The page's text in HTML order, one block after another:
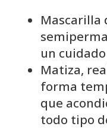
Mascarilla
un
Matiza,
forma
que
todo tipo